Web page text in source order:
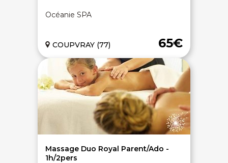
Océanie SPA
65€
COUPVRAY (77)
Massage Duo Royal Parent/Ado -
1h/2pers